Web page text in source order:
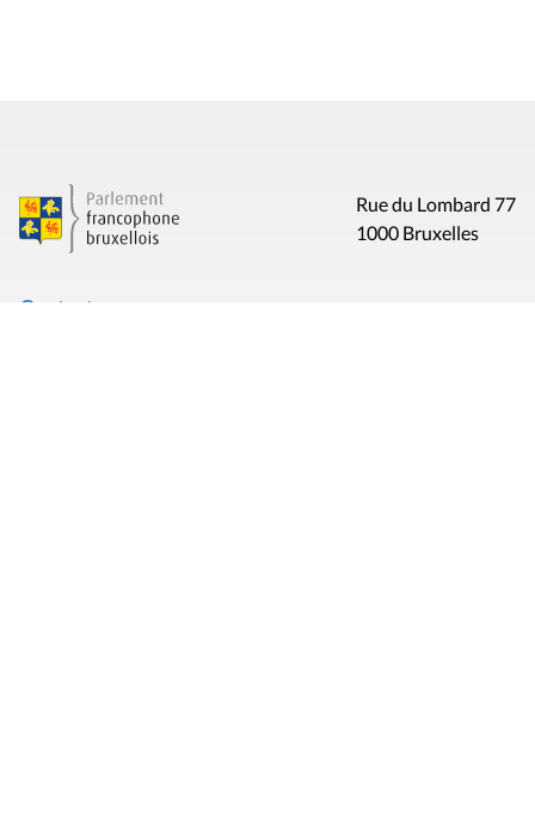
Rue du Lombard 77
1000 Bruxelles
Contact